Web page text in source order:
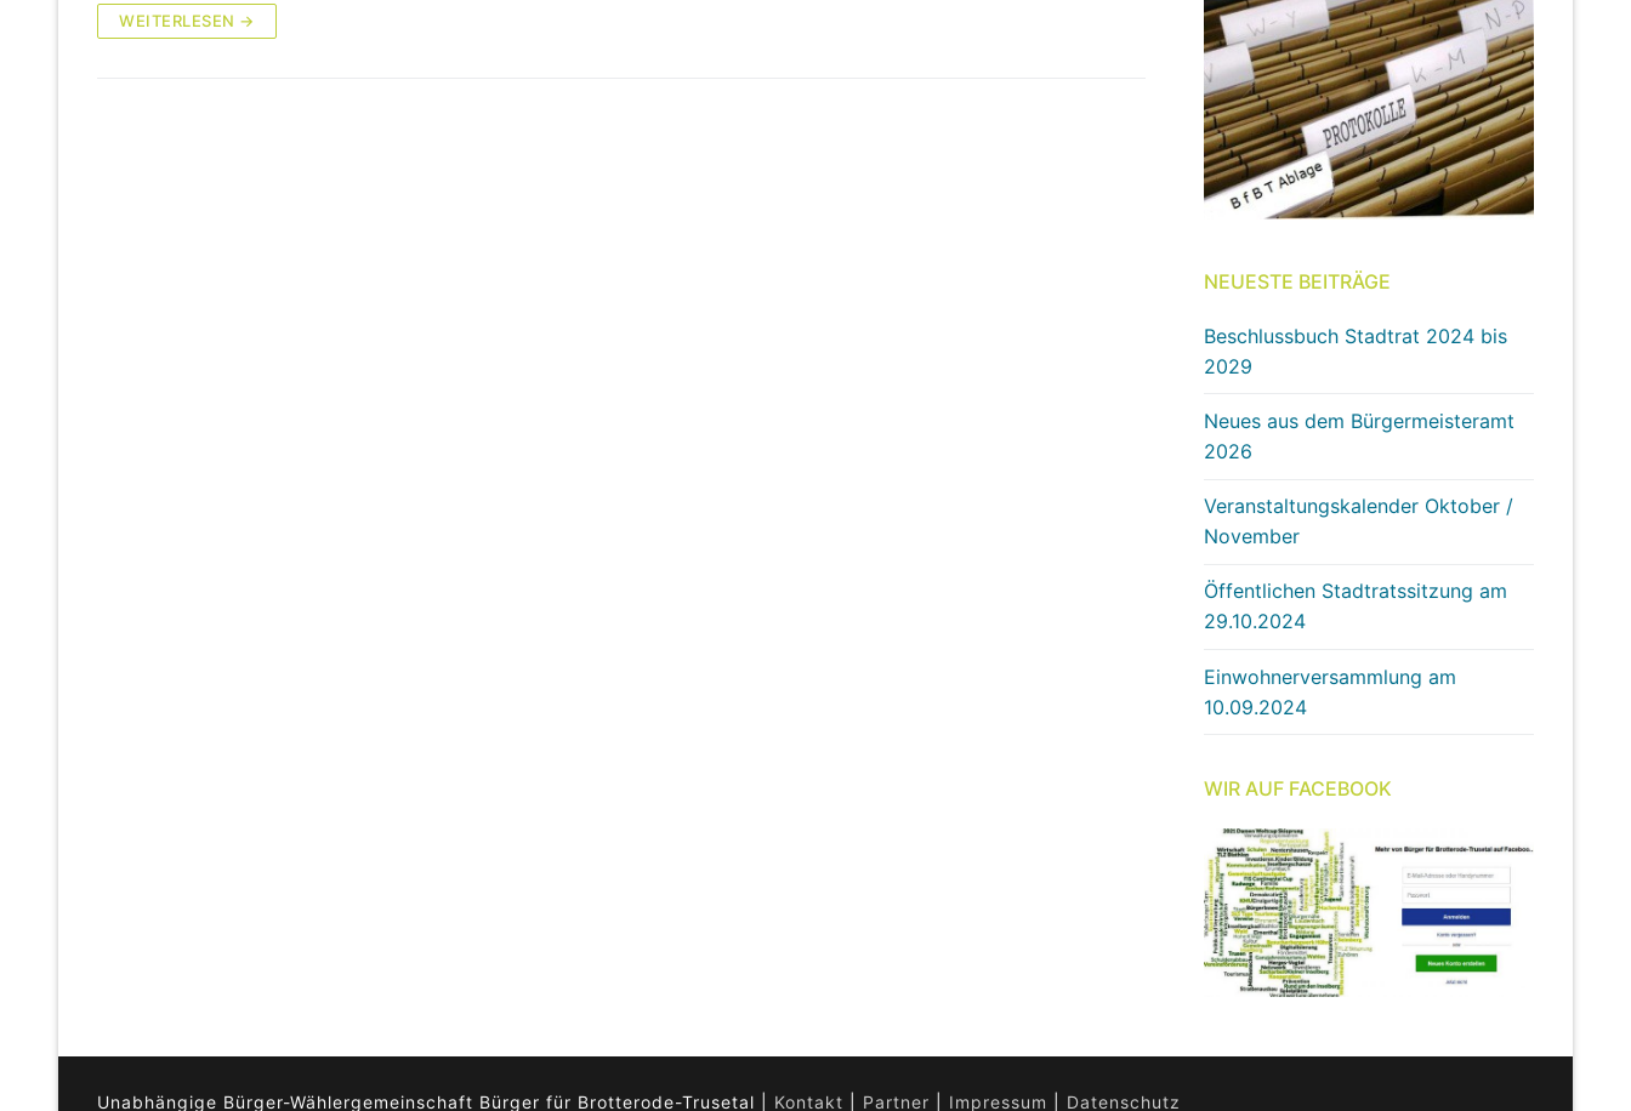
WEITERLESEN →
NEUESTE BEITRÄGE
Beschlussbuch Stadtrat 2024 bis
2029
Neues aus dem Bürgermeisteramt
2026
Veranstaltungskalender Oktober /
November
Öffentlichen Stadtratssitzung am
29.10.2024
Einwohnerversammlung am
10.09.2024
WIR AUF FACEBOOK
Unabhängige Bürger-Wählergemeinschaft Bürger für Brotterode-Trusetal | Kontakt Partner Impressum Datenschutz